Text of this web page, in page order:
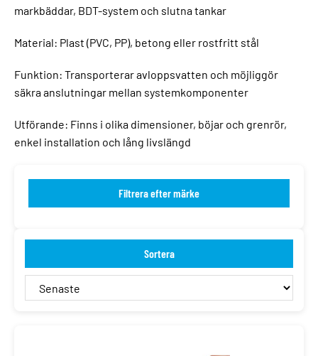
markbäddar, BDT-system och slutna tankar
Material: Plast (PVC, PP), betong eller rostfritt stål
Funktion: Transporterar avloppsvatten och möjliggör
säkra anslutningar mellan systemkomponenter
Utförande: Finns i olika dimensioner, böjar och grenrör,
enkel installation och lång livslängd
Filtrera efter märke
Sortera